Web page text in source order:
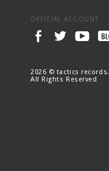
OFFICIAL ACCOUNT
2026 © tactics records.
All Rights Reserved